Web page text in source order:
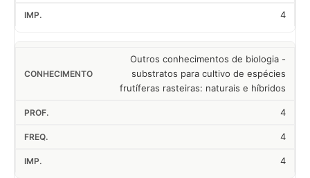
4
Outros conhecimentos de biologia -
substratos para cultivo de espécies
frutíferas rasteiras: naturais e híbridos
4
4
4